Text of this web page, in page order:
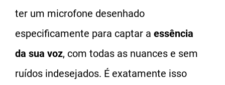
ter um microfone desenhado
especificamente para captar a essência
da sua voz, com todas as nuances e sem
ruídos indesejados. É exatamente isso